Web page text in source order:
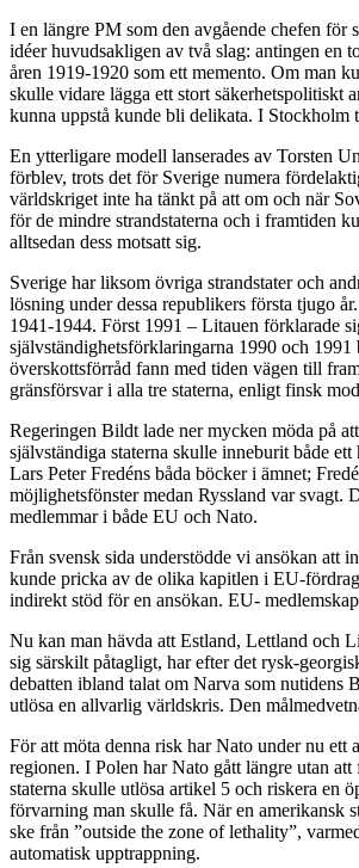
I en längre PM som den avgående chefen
idéer huvudsakligen av två slag: antingen en
åren 1919-1920 som ett memento. Om man
skulle vidare lägga ett stort säkerhetspolitiskt
kunna uppstå kunde bli delikata. I
En ytterligare modell lanserades av Torsten
förblev, trots det för Sverige numera
världskriget inte ha tänkt på att om och när
för de mindre strandstaterna och i framtiden
alltsedan dess motsatt sig.
Sverige har liksom övriga strandstater och
lösning under dessa republikers första tjugo
1941-1944. Först 1991 – Litauen förklarade
självständighetsförklaringarna 1990 och
överskottsförråd fann med tiden vägen till
gränsförsvar i alla tre staterna, enligt finsk
Regeringen Bildt lade ner mycken möda på
självständiga staterna skulle inneburit både
Lars Peter Fredéns båda böcker i ämnet;
möjlighetsfönster medan Ryssland var svagt.
medlemmar i både EU och Nato.
Från svensk sida understödde vi ansökan att
kunde pricka av de olika kapitlen i EU-
indirekt stöd för en ansökan. EU-
Nu kan man hävda att Estland, Lettland och
sig särskilt påtagligt, har efter det rysk-
debatten ibland talat om Narva som nutidens
utlösa en allvarlig världskris. Den
För att möta denna risk har Nato under nu ett
regionen. I Polen har Nato gått längre utan
staterna skulle utlösa artikel 5 och riskera en
förvarning man skulle få. När en amerikansk
ske från ”outside the zone of lethality”,
automatisk upptrappning.